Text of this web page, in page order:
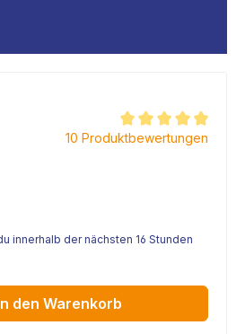
Durchschnittliche
10 Produktbewertungen
innerhalb der nächsten 16 Stunden
den Warenkorb